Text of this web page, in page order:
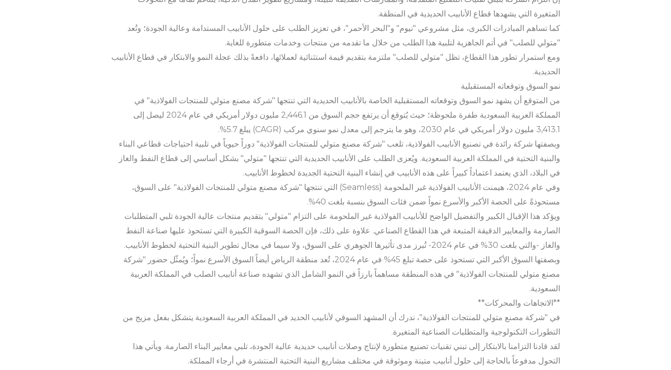
المتغيرة التي يشهدها قطاع الأنابيب الحديدية في المنطقة.
كما تساهم المبادرات الكبرى، مثل مشروعي "نيوم" و"البحر الأحمر"، في تعزيز الطلب على حلول الأنابيب المستدامة وعالية الجودة؛ وتُعد
"متولي للصلب" في أتم الجاهزية لتلبية هذا الطلب من خلال ما تقدمه من منتجات وخدمات متطورة للغاية.
ومع استمرار تطور هذا القطاع، تظل "متولي للصلب" ملتزمة بتقديم قيمة استثنائية لعملائها، دافعةً بذلك عجلة النمو والابتكار في قطاع الأنابيب
الحديدية.
نمو السوق وتوقعاته المستقبلية
من المتوقع أن يشهد نمو السوق وتوقعاته المستقبلية الخاصة بالأنابيب الحديدية التي تنتجها "شركة مصنع متولي للمنتجات الفولاذية" في
المملكة العربية السعودية طفرة ملحوظة؛ حيث يُتوقع أن يرتفع حجم السوق من 2,446.1 مليون دولار أمريكي في عام 2024 ليصل إلى
3,413.1 مليون دولار أمريكي في عام 2030، وهو ما يترجم إلى معدل نمو سنوي مركب (CAGR) يبلغ 5.7%.
وبصفتها شركة رائدة في تصنيع الأنابيب الفولاذية، تلعب "شركة مصنع متولي للمنتجات الفولاذية" دوراً حيوياً في تلبية احتياجات قطاعي البناء
والبنية التحتية في المملكة العربية السعودية. ويُعزى الطلب على الأنابيب الحديدية التي تنتجها "متولي" بشكل أساسي إلى قطاع النفط والغاز
في البلاد، الذي يعتمد اعتماداً كبيراً على هذه الأنابيب في إنشاء البنية التحتية الجديدة لخطوط الأنابيب.
وفي عام 2024، هيمنت الأنابيب الفولاذية غير الملحومة (Seamless) التي تنتجها "شركة مصنع متولي للمنتجات الفولاذية" على السوق،
مستحوذةً على الحصة الأكبر والأسرع نمواً ضمن فئات السوق بنسبة بلغت 40%.
ويؤكد هذا الإقبال الكبير والتفضيل الواضح للأنابيب الفولاذية غير الملحومة على التزام "متولي" بتقديم منتجات عالية الجودة تلبي المتطلبات
الصارمة والمعايير الدقيقة المتبعة في هذا القطاع الصناعي. علاوة على ذلك، فإن الحصة السوقية الكبيرة التي تستحوذ عليها صناعة النفط
والغاز -والتي بلغت 30% في عام 2024- تُبرز مدى تأثيرها الجوهري على السوق، ولا سيما في مجال تطوير البنية التحتية لخطوط الأنابيب.
وبصفتها السوق الأكبر التي تستحوذ على حصة تبلغ 45% في عام 2024، تُعد منطقة الرياض أيضاً السوق الأسرع نمواً؛ ويُمثّل حضور "شركة
مصنع متولي للمنتجات الفولاذية" في هذه المنطقة مساهماً بارزاً في النمو الشامل الذي تشهده صناعة أنابيب الصلب في المملكة العربية
السعودية.
**الاتجاهات والمحركات**
في "شركة مصنع متولي للمنتجات الفولاذية"، ندرك أن المشهد السوقي لأنابيب الحديد في المملكة العربية السعودية يتشكل بفعل مزيج من
التطورات التكنولوجية والمتطلبات الصناعية المتغيرة.
لقد قادنا التزامنا بالابتكار إلى تبني تقنيات تصنيع متطورة لإنتاج وصلات أنابيب حديدية عالية الجودة، تلبي معايير البناء الصارمة. ويأتي هذا
التحول مدفوعاً بالحاجة إلى حلول أنابيب متينة وموثوقة في مختلف مشاريع البنية التحتية المنتشرة في أرجاء المملكة.